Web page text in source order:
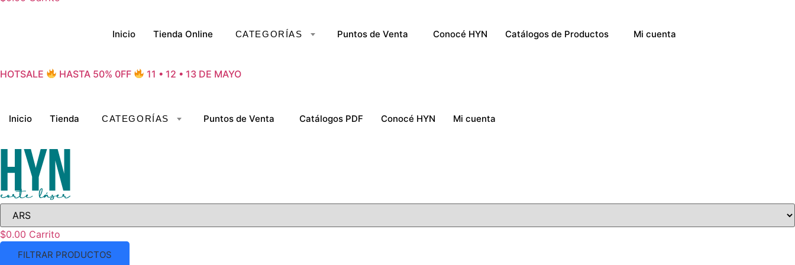
Inicio Tienda Online Puntos de Venta Conocé HYN Catálogos de Productos Mi cuenta
HOTSALE HASTA 50% 0FF 11 • 12 • 13 DE MAYO
Inicio Tienda Puntos de Venta Catálogos PDF Conocé HYN Mi cuenta
$0.00 Carrito
FILTRAR PRODUCTOS